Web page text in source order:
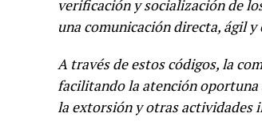
verificación y socialización de
una comunicación directa, ágil y
A través de estos códigos, la
facilitando la atención oportuna
la extorsión y otras actividades